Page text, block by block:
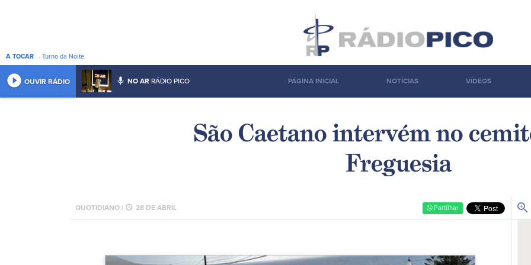
A TOCAR - Turno da Noite
play_circle_filled OUVIR RÁDIO mic NO AR RÁDIO PICO PÁGINA INICIAL NOTÍCIAS VÍDEOS
São Caetano intervém no
Freguesia
QUOTIDIANO | schedule 28 DE ABRIL Partilhar zoom_in